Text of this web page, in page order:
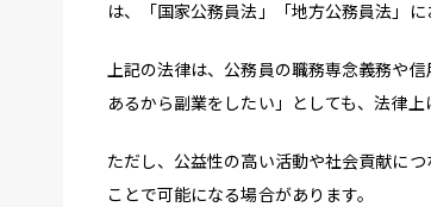
は、「国家公務員法」「地方公務員法」
上記の法律は、公務員の職務専念義務や
あるから副業をしたい」としても、法律上
ただし、公益性の高い活動や社会貢献に
ことで可能になる場合があります。